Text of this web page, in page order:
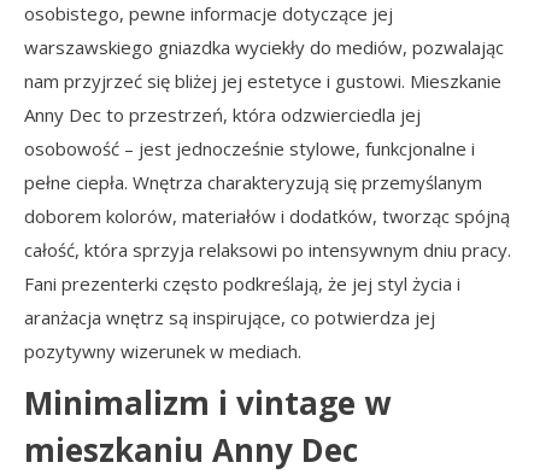
osobistego, pewne informacje dotyczące jej
warszawskiego gniazdka wyciekły do mediów, pozwalając
nam przyjrzeć się bliżej jej estetyce i gustowi. Mieszkanie
Anny Dec to przestrzeń, która odzwierciedla jej
osobowość – jest jednocześnie stylowe, funkcjonalne i
pełne ciepła. Wnętrza charakteryzują się przemyślanym
doborem kolorów, materiałów i dodatków, tworząc spójną
całość, która sprzyja relaksowi po intensywnym dniu pracy.
Fani prezenterki często podkreślają, że jej styl życia i
aranżacja wnętrz są inspirujące, co potwierdza jej
pozytywny wizerunek w mediach.
Minimalizm i vintage w
mieszkaniu Anny Dec